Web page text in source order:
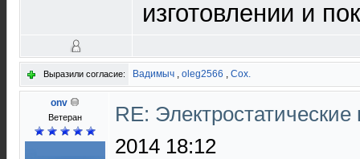
изготовлении и
Выразили согласие: Вадимыч , oleg2566 , Cox.
onv
Ветеран
RE:
2014 18:12